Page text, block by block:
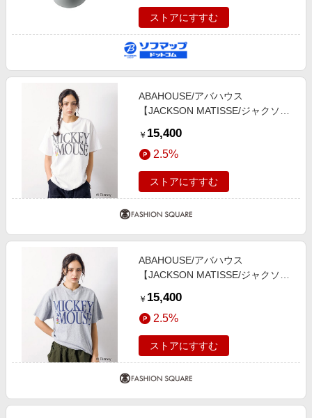
ストアにすすむ
ABAHOUSE/アバハウス
【JACKSON MATISSE/ジャクソン
イト系その他2 L
￥ 15,400
2.5%
ストアにすすむ
ABAHOUSE/アバハウス
【JACKSON MATISSE/ジャクソン
ー M
￥ 15,400
2.5%
ストアにすすむ